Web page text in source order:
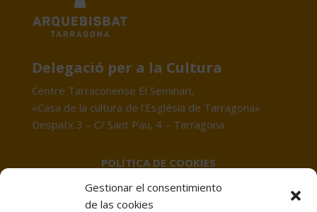
Gestionar el consentimiento
de las cookies
Delegació per a la Cultura
Centre Tarraconense El Seminari,
«Casa de la cultura de l’Església de Tarragona»
Despatx 3 – C/ Sant Pau, 4 – Tarragona
POLÍTICA DE COOKIES
PROTECCIÓ DE DADES